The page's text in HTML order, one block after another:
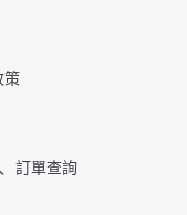
策
訂單查詢